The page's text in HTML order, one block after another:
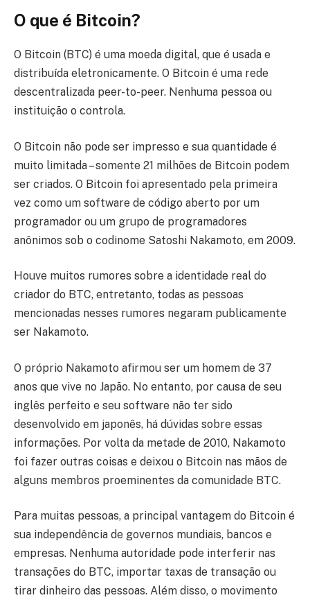
O que é Bitcoin?
O Bitcoin (BTC) é uma moeda digital, que é usada e
distribuída eletronicamente. O Bitcoin é uma rede
descentralizada peer-to-peer. Nenhuma pessoa ou
instituição o controla.
O Bitcoin não pode ser impresso e sua quantidade é
muito limitada – somente 21 milhões de Bitcoin podem
ser criados. O Bitcoin foi apresentado pela primeira
vez como um software de código aberto por um
programador ou um grupo de programadores
anônimos sob o codinome Satoshi Nakamoto, em 2009.
Houve muitos rumores sobre a identidade real do
criador do BTC, entretanto, todas as pessoas
mencionadas nesses rumores negaram publicamente
ser Nakamoto.
O próprio Nakamoto afirmou ser um homem de 37
anos que vive no Japão. No entanto, por causa de seu
inglês perfeito e seu software não ter sido
desenvolvido em japonês, há dúvidas sobre essas
informações. Por volta da metade de 2010, Nakamoto
foi fazer outras coisas e deixou o Bitcoin nas mãos de
alguns membros proeminentes da comunidade BTC.
Para muitas pessoas, a principal vantagem do Bitcoin é
sua independência de governos mundiais, bancos e
empresas. Nenhuma autoridade pode interferir nas
transações do BTC, importar taxas de transação ou
tirar dinheiro das pessoas. Além disso, o movimento